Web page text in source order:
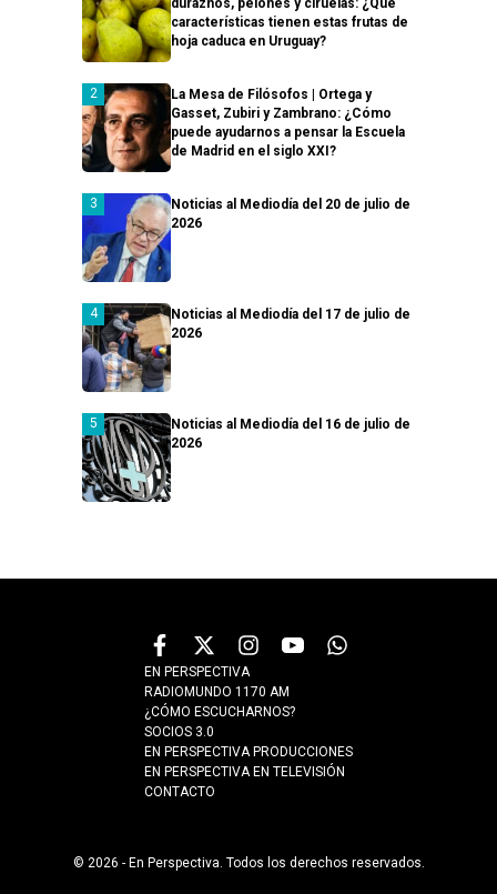
características tienen estas frutas de
hoja caduca en Uruguay?
La Mesa de Filósofos | Ortega y
Gasset, Zubiri y Zambrano: ¿Cómo
puede ayudarnos a pensar la Escuela
de Madrid en el siglo XXI?
Noticias al Mediodía del 20 de julio de
2026
Noticias al Mediodía del 17 de julio de
2026
Noticias al Mediodía del 16 de julio de
2026
EN PERSPECTIVA
RADIOMUNDO 1170 AM
¿CÓMO ESCUCHARNOS?
SOCIOS 3.0
EN PERSPECTIVA PRODUCCIONES
EN PERSPECTIVA EN TELEVISIÓN
CONTACTO
© 2026 - En Perspectiva. Todos los derechos reservados.